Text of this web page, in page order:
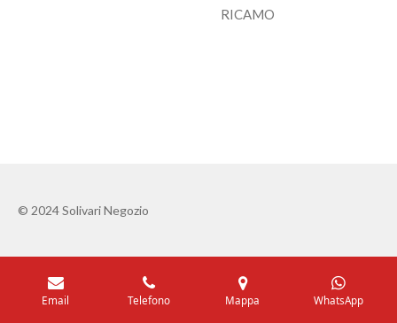
RICAMO
© 2024 Solivari Negozio
Email Telefono Mappa WhatsApp